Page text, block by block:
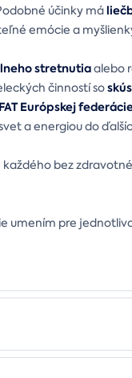
účinky má
emócie a
stretnutiaalebo
činností so
Európskej
a energiou do
bez
umením pre